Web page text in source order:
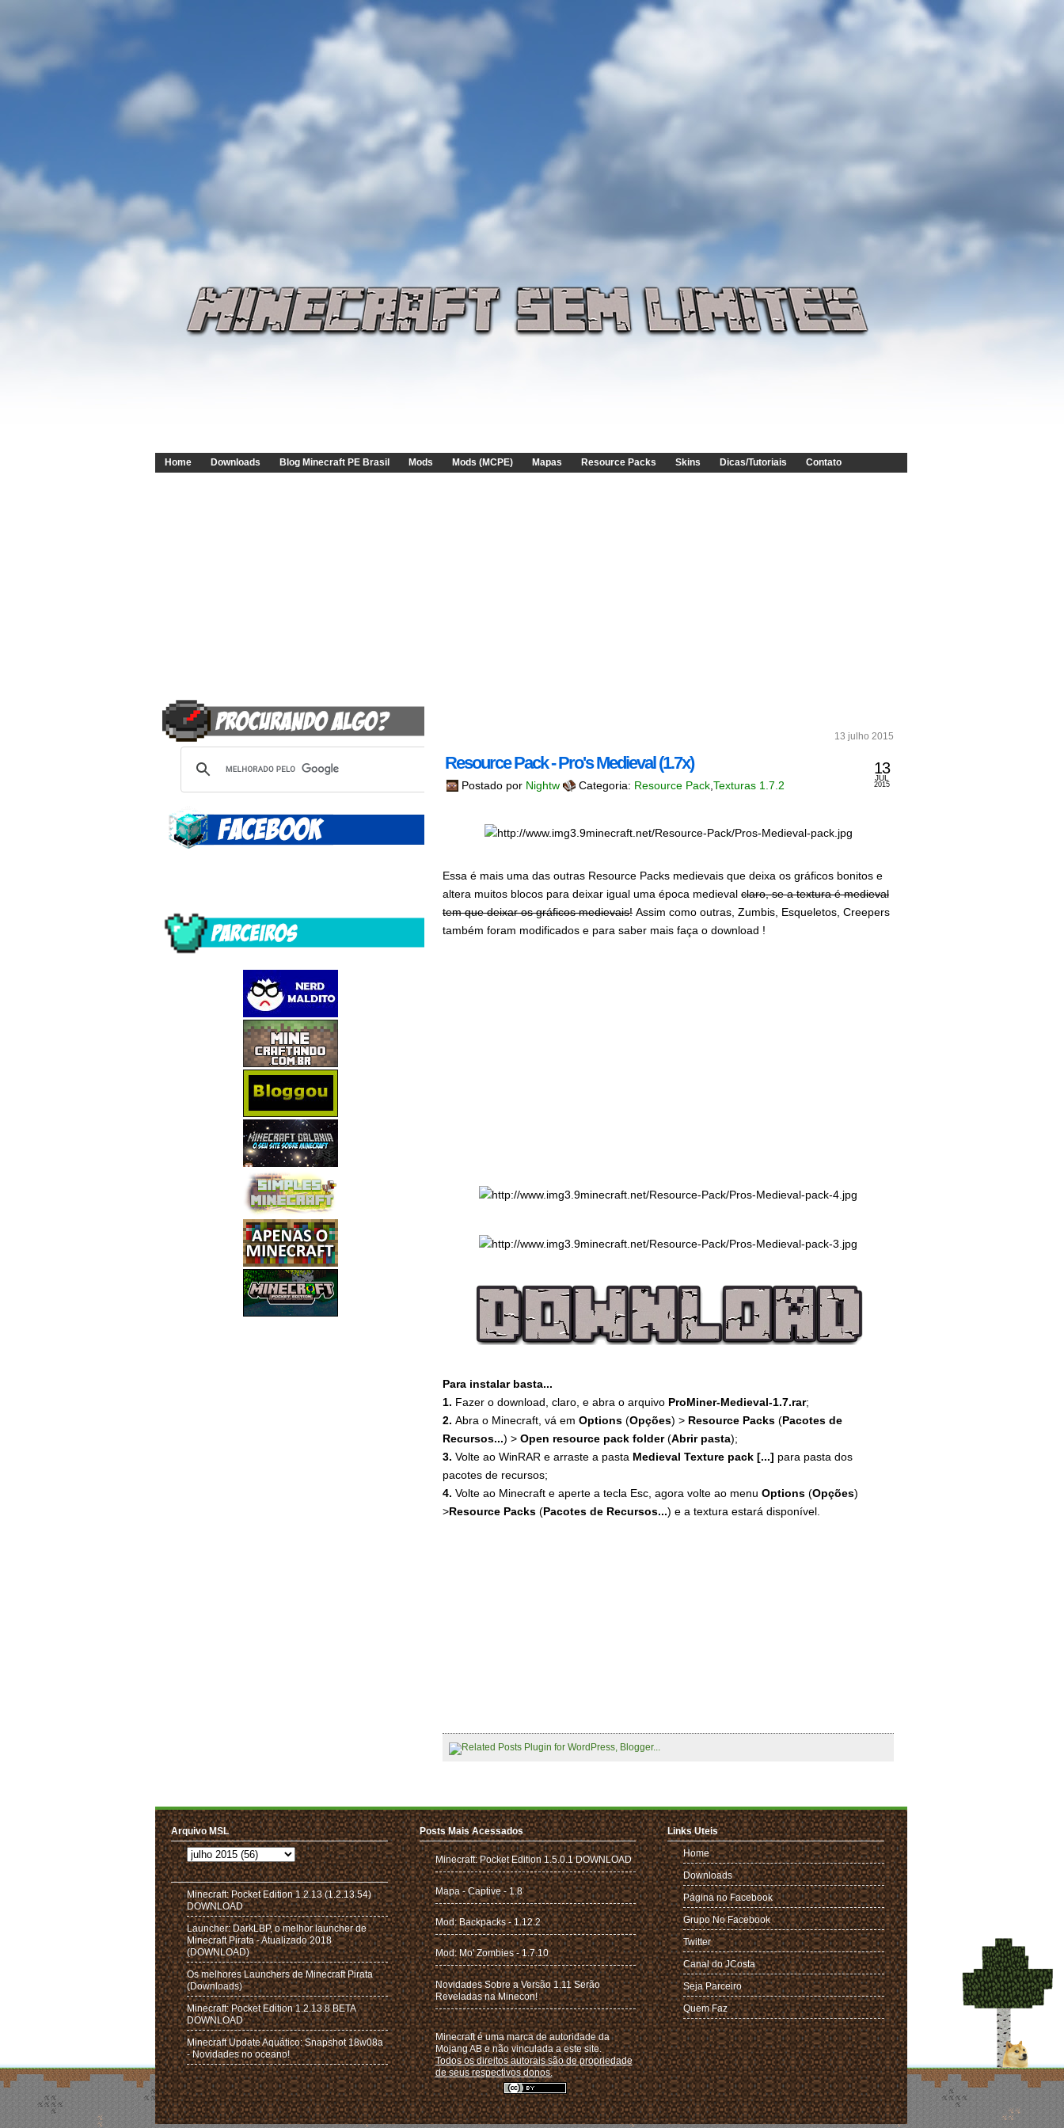
Home Downloads Blog Minecraft PE Brasil Mods Mods (MCPE) Mapas Resource Packs Skins Dicas/Tutoriais Contato
13 julho 2015
Resource Pack - Pro's Medieval (1.7x)
Postado por Nightw Categoria: Resource Pack Texturas 1.7.2
13
JUL
2015
Essa é mais uma das outras Resource Packs medievais que deixa os gráficos bonitos e
altera muitos blocos para deixar igual uma época medieval claro, se a textura é medieval
tem que deixar os gráficos medievais! Assim como outras, Zumbis, Esqueletos, Creepers
também foram modificados e para saber mais faça o download !
Para instalar basta...
1. Fazer o download, claro, e abra o arquivo ProMiner-Medieval-1.7.rar;
2. Abra o Minecraft, vá em Options (Opções) > Resource Packs (Pacotes de
Recursos...) > Open resource pack folder(Abrir pasta);
3. Volte ao WinRAR e arraste a pasta Medieval Texture pack [...] para pasta dos
pacotes de recursos;
4. Volte ao Minecraft e aperte a tecla Esc, agora volte ao menu Options (Opções)
>Resource Packs (Pacotes de Recursos...) e a textura estará disponível.
Arquivo MSL
Minecraft: Pocket Edition 1.2.13 (1.2.13.54)
DOWNLOAD
Launcher: DarkLBP, o melhor launcher de
Minecraft Pirata - Atualizado 2018
(DOWNLOAD)
Os melhores Launchers de Minecraft Pirata
(Downloads)
Minecraft: Pocket Edition 1.2.13.8 BETA
DOWNLOAD
Minecraft Update Aquático: Snapshot 18w08a
- Novidades no oceano!
Posts Mais Acessados
Minecraft: Pocket Edition 1.5.0.1 DOWNLOAD
Mapa - Captive - 1.8
Mod: Backpacks - 1.12.2
Mod: Mo' Zombies - 1.7.10
Novidades Sobre a Versão 1.11 Serão
Reveladas na Minecon!
Minecraft é uma marca de autoridade da
Mojang AB e não vinculada a este site.
Todos os direitos autorais são de propriedade
de seus respectivos donos.
Links Uteis
Home
Downloads
Página no Facebook
Grupo No Facebook
Twitter
Canal do JCosta
Seja Parceiro
Quem Faz